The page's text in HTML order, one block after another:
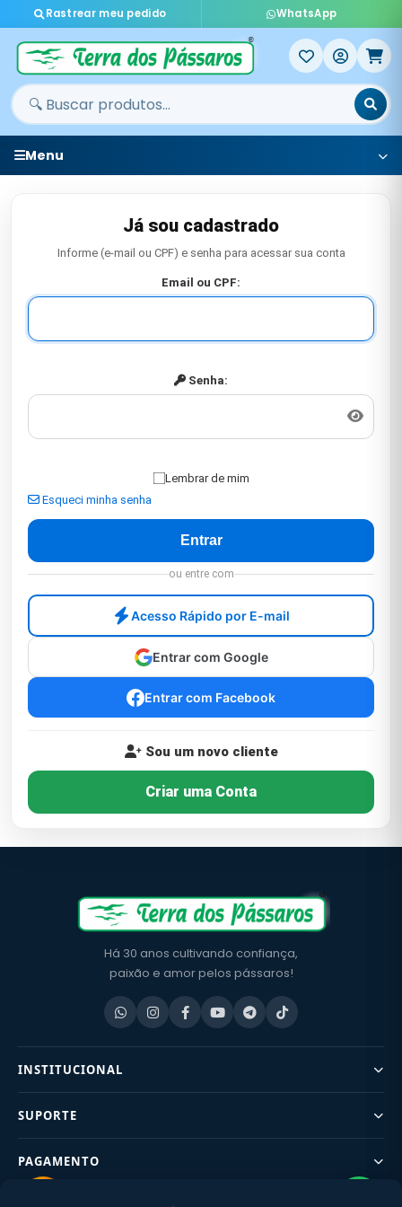
Rastrear meu pedido WhatsApp
Menu
Já sou cadastrado
Informe (e-mail ou CPF) e senha para acessar sua conta
Email ou CPF:
Senha:
Lembrar de mim
Esqueci minha senha
ou entre com
Acesso Rápido por E-mail
Entrar com Google
Entrar com Facebook
Sou um novo cliente
Criar uma Conta
Há 30 anos cultivando confiança,
paixão e amor pelos pássaros!
INSTITUCIONAL
SUPORTE
PAGAMENTO